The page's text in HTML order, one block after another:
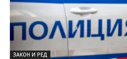
ЗАКОН И РЕД